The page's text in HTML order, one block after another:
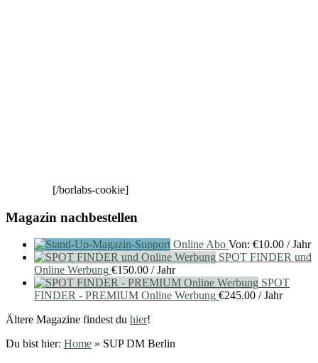
[/borlabs-cookie]
Magazin nachbestellen
Online Abo Von: €10.00 / Jahr
SPOT FINDER und
Online Werbung €150.00 / Jahr
SPOT
FINDER - PREMIUM Online Werbung €245.00 / Jahr
Ältere Magazine findest du hier!
Du bist hier: Home » SUP DM Berlin